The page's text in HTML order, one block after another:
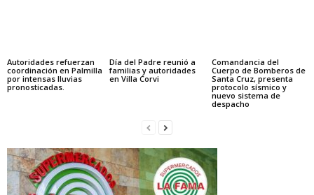
Autoridades refuerzan
coordinación en Palmilla
por intensas lluvias
pronosticadas.
Día del Padre reunió a
familias y autoridades
en Villa Corvi
Comandancia del
Cuerpo de Bomberos de
Santa Cruz, presenta
protocolo sísmico y
nuevo sistema de
despacho